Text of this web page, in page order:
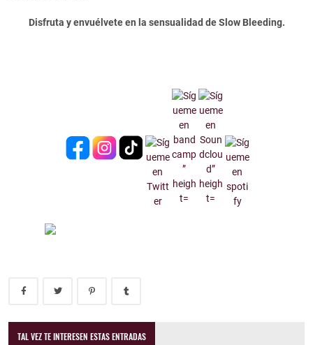
Disfruta y envuélvete en la sensualidad de Slow Bleeding.
TAL VEZ TE INTERESEN ESTAS ENTRADAS